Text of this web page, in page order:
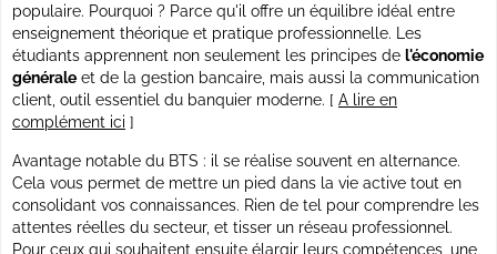
populaire. Pourquoi ? Parce qu'il offre un équilibre idéal entre
enseignement théorique et pratique professionnelle. Les
étudiants apprennent non seulement les principes de l'économie
générale et de la gestion bancaire, mais aussi la communication
client, outil essentiel du banquier moderne. [ A lire en
complément ici ]
Avantage notable du BTS : il se réalise souvent en alternance.
Cela vous permet de mettre un pied dans la vie active tout en
consolidant vos connaissances. Rien de tel pour comprendre les
attentes réelles du secteur, et tisser un réseau professionnel.
Pour ceux qui souhaitent ensuite élargir leurs compétences, une